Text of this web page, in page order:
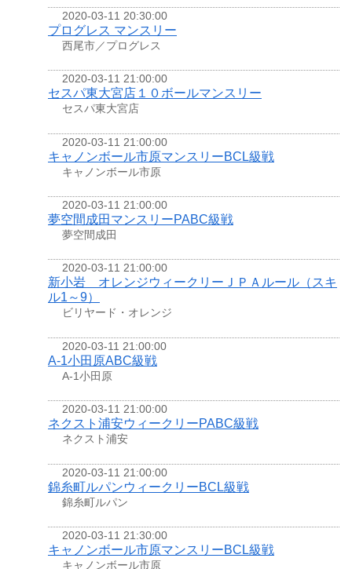
2020-03-11 20:30:00
プログレス マンスリー
西尾市／プログレス
2020-03-11 21:00:00
セスパ東大宮店１０ボールマンスリー
セスパ東大宮店
2020-03-11 21:00:00
キャノンボール市原マンスリーBCL級戦
キャノンボール市原
2020-03-11 21:00:00
夢空間成田マンスリーPABC級戦
夢空間成田
2020-03-11 21:00:00
新小岩 オレンジウィークリーＪＰＡルール（スキ
ル1～9）
ビリヤード・オレンジ
2020-03-11 21:00:00
A-1小田原ABC級戦
A-1小田原
2020-03-11 21:00:00
ネクスト浦安ウィークリーPABC級戦
ネクスト浦安
2020-03-11 21:00:00
錦糸町ルパンウィークリーBCL級戦
錦糸町ルパン
2020-03-11 21:30:00
キャノンボール市原マンスリーBCL級戦
キャノンボール市原